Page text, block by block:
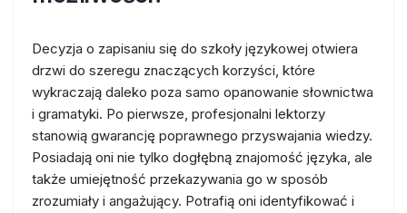
Decyzja o zapisaniu się do szkoły językowej otwiera
drzwi do szeregu znaczących korzyści, które
wykraczają daleko poza samo opanowanie słownictwa
i gramatyki. Po pierwsze, profesjonalni lektorzy
stanowią gwarancję poprawnego przyswajania wiedzy.
Posiadają oni nie tylko dogłębną znajomość języka, ale
także umiejętność przekazywania go w sposób
zrozumiały i angażujący. Potrafią oni identyfikować i